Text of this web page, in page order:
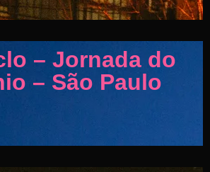
– Jornada do
– São Paulo